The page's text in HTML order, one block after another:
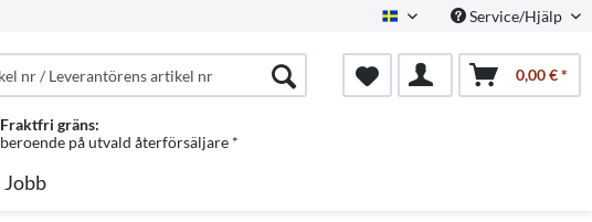
Swedish Service/Hjälp
0,00 € *
Fraktfri gräns:
beroende på utvald återförsäljare *
Jobb